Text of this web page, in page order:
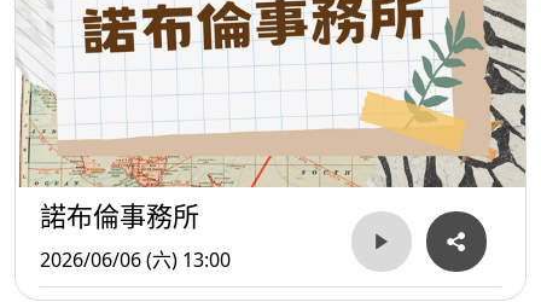
諾布倫事務所
2026/06/06 (六) 13:00